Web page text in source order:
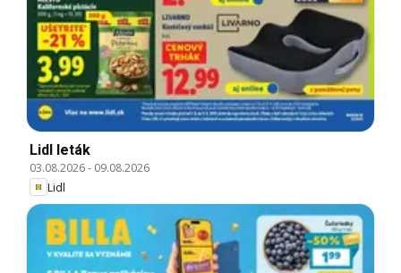
Lidl leták
03.08.2026- 09.08.2026
Lidl